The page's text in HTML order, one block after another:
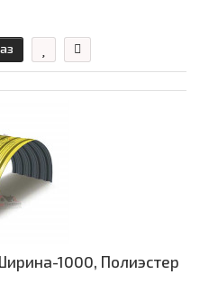
1000, Полиэстер